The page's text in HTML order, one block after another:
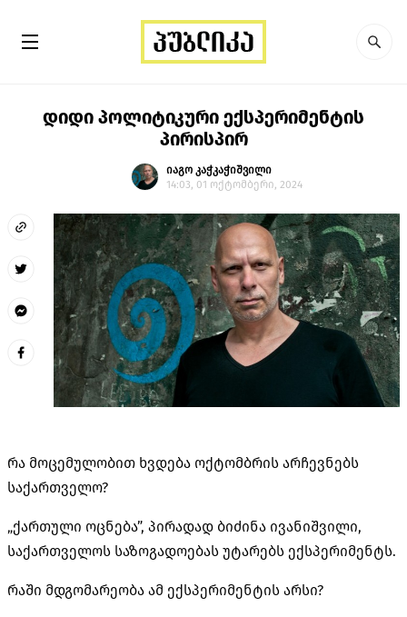
დიდი პოლიტიკური ექსპერიმენტის
პირისპირ
იაგო კაჭკაჭიშვილი
14:03, 01 ოქტომბერი, 2024
რა მოცემულობით ხვდება ოქტომბრის არჩევნებს
საქართველო?
„ქართული ოცნება”, პირადად ბიძინა ივანიშვილი,
საქართველოს საზოგადოებას უტარებს ექსპერიმენტს.
რაში მდგომარეობა ამ ექსპერიმენტის არსი?